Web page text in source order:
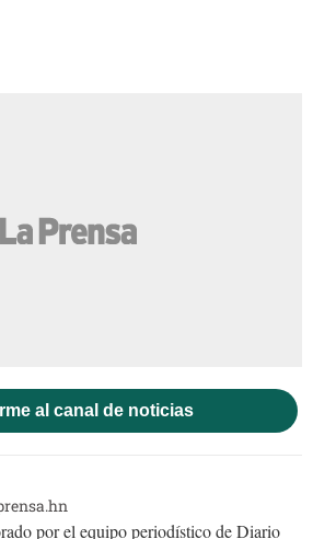
al canal de noticias
por el equipo periodístico de Diario